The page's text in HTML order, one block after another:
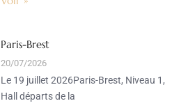
Paris-Brest
20/07/2026
Le 19 juillet 2026Paris-Brest, Niveau 1,
Hall départs de la